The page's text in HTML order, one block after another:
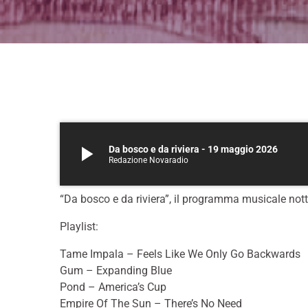
play_arrow Da bosco e da riviera - 19 maggio 2026
Redazione Novaradio
“Da bosco e da riviera”, il programma musicale
Playlist:
Tame Impala – Feels Like We Only Go Backwards
Gum – Expanding Blue
Pond – America’s Cup
Empire Of The Sun – There’s No Need